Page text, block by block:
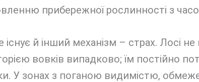
прибережної рослинності з
існує й інший механізм – страх. Лосі
вовків випадково; їм постійно
У зонах з поганою видимістю,